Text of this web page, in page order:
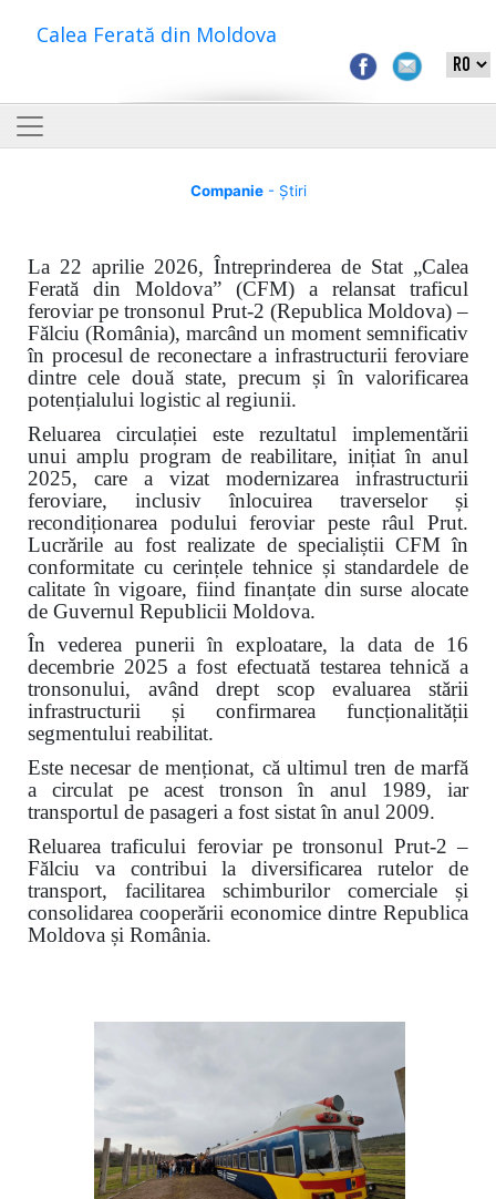
Calea Ferată din Moldova
Companie- Știri
La 22 aprilie 2026, Întreprinderea de Stat „Calea
Ferată din Moldova” (CFM) a relansat traficul
feroviar pe tronsonul Prut-2 (Republica Moldova) –
Fălciu (România), marcând un moment semnificativ
în procesul de reconectare a infrastructurii feroviare
dintre cele două state, precum și în valorificarea
potențialului logistic al regiunii.
Reluarea circulației este rezultatul implementării
unui amplu program de reabilitare, inițiat în anul
2025, care a vizat modernizarea infrastructurii
feroviare, inclusiv înlocuirea traverselor și
recondiționarea podului feroviar peste râul Prut.
Lucrările au fost realizate de specialiștii CFM în
conformitate cu cerințele tehnice și standardele de
calitate în vigoare, fiind finanțate din surse alocate
de Guvernul Republicii Moldova.
În vederea punerii în exploatare, la data de 16
decembrie 2025 a fost efectuată testarea tehnică a
tronsonului, având drept scop evaluarea stării
infrastructurii și confirmarea funcționalității
segmentului reabilitat.
Este necesar de menționat, că ultimul tren de marfă
a circulat pe acest tronson în anul 1989, iar
transportul de pasageri a fost sistat în anul 2009.
Reluarea traficului feroviar pe tronsonul Prut-2 –
Fălciu va contribui la diversificarea rutelor de
transport, facilitarea schimburilor comerciale și
consolidarea cooperării economice dintre Republica
Moldova și România.